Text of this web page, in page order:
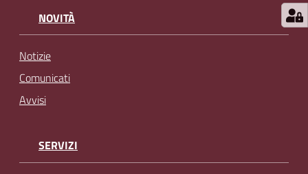
NOVITÀ
Notizie
Comunicati
Avvisi
SERVIZI